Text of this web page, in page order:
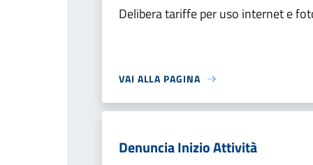
Delibera tariffe per uso internet e
VAI ALLA PAGINA
Denuncia Inizio Attività